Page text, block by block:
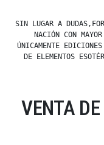
SIN LUGAR A
NACIÓN CON
ÚNICAMENTE
DE ELEMENTOS
VENTA